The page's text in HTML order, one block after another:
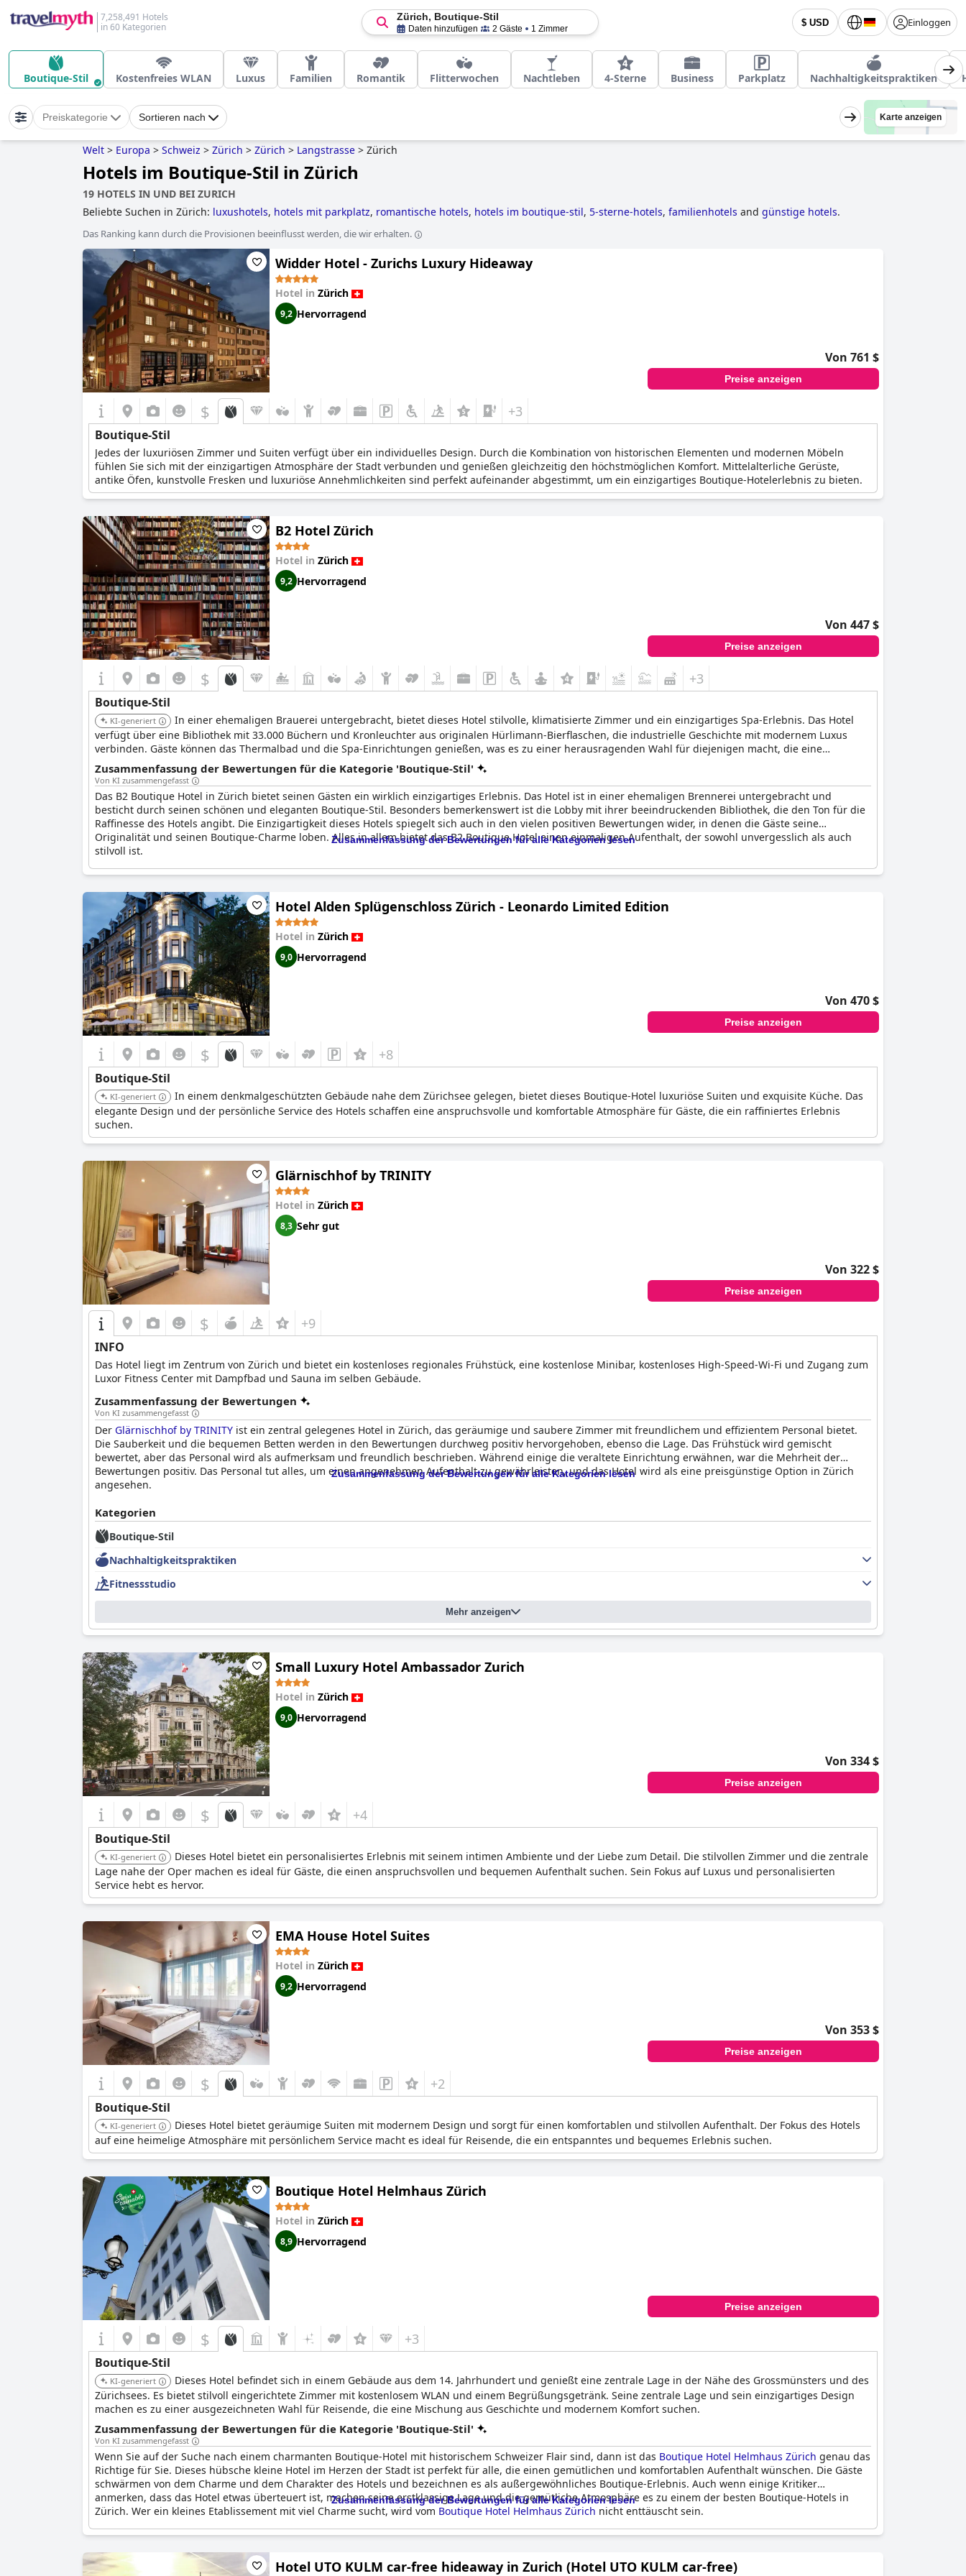
7,258,491 Hotels
in 60 Kategorien
$ USD Einloggen
Zürich, Boutique-Stil
Daten hinzufügen 2 Gäste 1 Zimmer
Boutique-Stil Kostenfreies WLAN Luxus Familien Romantik Flitterwochen Nachtleben 4-Sterne Business Parkplatz Nachhaltigkeitspraktiken
Preiskategorie Sortieren nach Karte anzeigen
Welt > Europa > Schweiz > Zürich > Zürich > Langstrasse > Zürich
Hotels im Boutique-Stil in Zürich
19 HOTELS IN UND BEI ZURICH
Beliebte Suchen in Zürich: luxushotels, hotels mit parkplatz, romantische hotels, hotels im boutique-stil, 5-sterne-hotels, familienhotels and günstige hotels.
Das Ranking kann durch die Provisionen beeinflusst werden, die wir erhalten.
Widder Hotel - Zurichs Luxury Hideaway
Hotel in Zürich
9,2 Hervorragend
Von 761 $
Preise anzeigen
$ +3
Boutique-Stil
Jedes der luxuriösen Zimmer und Suiten verfügt über ein individuelles Design. Durch die Kombination von historischen Elementen und modernen Möbeln
fühlen Sie sich mit der einzigartigen Atmosphäre der Stadt verbunden und genießen gleichzeitig den höchstmöglichen Komfort. Mittelalterliche Gerüste,
antike Öfen, kunstvolle Fresken und luxuriöse Annehmlichkeiten sind perfekt aufeinander abgestimmt, um ein einzigartiges Boutique-Hotelerlebnis zu bieten.
B2 Hotel Zürich
Hotel in Zürich
9,2 Hervorragend
Von 447 $
Preise anzeigen
$ +3
Boutique-Stil
KI-generiert
In einer ehemaligen Brauerei untergebracht, bietet dieses Hotel stilvolle, klimatisierte Zimmer und ein einzigartiges Spa-Erlebnis. Das Hotel
verfügt über eine Bibliothek mit 33.000 Büchern und Kronleuchter aus originalen Hürlimann-Bierflaschen, die industrielle Geschichte mit modernem Luxus
verbinden. Gäste können das Thermalbad und die Spa-Einrichtungen genießen, was es zu einer herausragenden Wahl für diejenigen macht, die eine
Mischung aus Kultur und Entspannung suchen.
Zusammenfassung der Bewertungen für die Kategorie 'Boutique-Stil'
Von KI zusammengefasst
Das B2 Boutique Hotel in Zürich bietet seinen Gästen ein wirklich einzigartiges Erlebnis. Das Hotel ist in einer ehemaligen Brennerei untergebracht und
besticht durch seinen schönen und eleganten Boutique-Stil. Besonders bemerkenswert ist die Lobby mit ihrer beeindruckenden Bibliothek, die den Ton für die
Raffinesse des Hotels angibt. Die Einzigartigkeit dieses Hotels spiegelt sich auch in den vielen positiven Bewertungen wider, in denen die Gäste seine
Originalität und seinen Boutique-Charme loben. Alles in allem bietet das B2 Boutique Hotel einen einmaligen Aufenthalt, der sowohl unvergesslich als auch
stilvoll ist.
Zusammenfassung der Bewertungen für alle Kategorien lesen
Hotel Alden Splügenschloss Zürich - Leonardo Limited Edition
Hotel in Zürich
9,0 Hervorragend
Von 470 $
Preise anzeigen
$ +8
Boutique-Stil
KI-generiert
In einem denkmalgeschützten Gebäude nahe dem Zürichsee gelegen, bietet dieses Boutique-Hotel luxuriöse Suiten und exquisite Küche. Das
elegante Design und der persönliche Service des Hotels schaffen eine anspruchsvolle und komfortable Atmosphäre für Gäste, die ein raffiniertes Erlebnis
suchen.
Glärnischhof by TRINITY
Hotel in Zürich
8,3 Sehr gut
Von 322 $
Preise anzeigen
$ +9
INFO
Das Hotel liegt im Zentrum von Zürich und bietet ein kostenloses regionales Frühstück, eine kostenlose Minibar, kostenloses High-Speed-Wi-Fi und Zugang zum
Luxor Fitness Center mit Dampfbad und Sauna im selben Gebäude.
Zusammenfassung der Bewertungen
Von KI zusammengefasst
Der Glärnischhof by TRINITY ist ein zentral gelegenes Hotel in Zürich, das geräumige und saubere Zimmer mit freundlichem und effizientem Personal bietet.
Die Sauberkeit und die bequemen Betten werden in den Bewertungen durchweg positiv hervorgehoben, ebenso die Lage. Das Frühstück wird gemischt
bewertet, aber das Personal wird als aufmerksam und freundlich beschrieben. Während einige die veraltete Einrichtung erwähnen, war die Mehrheit der
Bewertungen positiv. Das Personal tut alles, um einen angenehmen Aufenthalt zu gewährleisten, und das Hotel wird als eine preisgünstige Option in Zürich
angesehen.
Zusammenfassung der Bewertungen für alle Kategorien lesen
Kategorien
Boutique-Stil
Nachhaltigkeitspraktiken
Fitnessstudio
Mehr anzeigen
Small Luxury Hotel Ambassador Zurich
Hotel in Zürich
9,0 Hervorragend
Von 334 $
Preise anzeigen
$ +4
Boutique-Stil
KI-generiert
Dieses Hotel bietet ein personalisiertes Erlebnis mit seinem intimen Ambiente und der Liebe zum Detail. Die stilvollen Zimmer und die zentrale
Lage nahe der Oper machen es ideal für Gäste, die einen anspruchsvollen und bequemen Aufenthalt suchen. Sein Fokus auf Luxus und personalisierten
Service hebt es hervor.
EMA House Hotel Suites
Hotel in Zürich
9,2 Hervorragend
Von 353 $
Preise anzeigen
$ +2
Boutique-Stil
KI-generiert
Dieses Hotel bietet geräumige Suiten mit modernem Design und sorgt für einen komfortablen und stilvollen Aufenthalt. Der Fokus des Hotels
auf eine heimelige Atmosphäre mit persönlichem Service macht es ideal für Reisende, die ein entspanntes und bequemes Erlebnis suchen.
Boutique Hotel Helmhaus Zürich
Hotel in Zürich
8,9 Hervorragend
Preise anzeigen
$ +3
Boutique-Stil
KI-generiert
Dieses Hotel befindet sich in einem Gebäude aus dem 14. Jahrhundert und genießt eine zentrale Lage in der Nähe des Grossmünsters und des
Zürichsees. Es bietet stilvoll eingerichtete Zimmer mit kostenlosem WLAN und einem Begrüßungsgetränk. Seine zentrale Lage und sein einzigartiges Design
machen es zu einer ausgezeichneten Wahl für Reisende, die eine Mischung aus Geschichte und modernem Komfort suchen.
Zusammenfassung der Bewertungen für die Kategorie 'Boutique-Stil'
Von KI zusammengefasst
Wenn Sie auf der Suche nach einem charmanten Boutique-Hotel mit historischem Schweizer Flair sind, dann ist das Boutique Hotel Helmhaus Zürich genau das
Richtige für Sie. Dieses hübsche kleine Hotel im Herzen der Stadt ist perfekt für alle, die einen gemütlichen und komfortablen Aufenthalt wünschen. Die Gäste
schwärmen von dem Charme und dem Charakter des Hotels und bezeichnen es als außergewöhnliches Boutique-Erlebnis. Auch wenn einige Kritiker
anmerken, dass das Hotel etwas überteuert ist, machen seine erstklassige Lage und die gemütliche Atmosphäre es zu einem der besten Boutique-Hotels in
Zürich. Wer ein kleines Etablissement mit viel Charme sucht, wird vom Boutique Hotel Helmhaus Zürich nicht enttäuscht sein.
Zusammenfassung der Bewertungen für alle Kategorien lesen
Hotel UTO KULM car-free hideaway in Zurich (Hotel UTO KULM car-free)